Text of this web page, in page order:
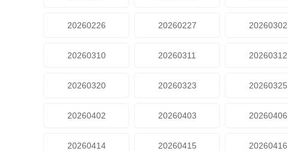
20260226 20260227 20260302
20260310 20260311 20260312
20260320 20260323 20260325
20260402 20260403 20260406
20260414 20260415 20260416